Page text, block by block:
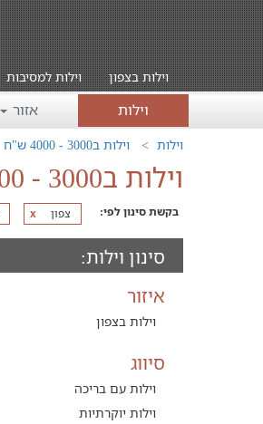
וילות בצפון וילות למסיבות
וילות אזור
וילות וילות ב3000 - 4000 ש"ח
וילות ב3000 - 4000 ש"ח בגליל עליון
בקשת סינון לפי: x צפון
סינון וילות:
איזור
וילות בצפון
סיווג
וילות עם בריכה
וילות יוקרתיות